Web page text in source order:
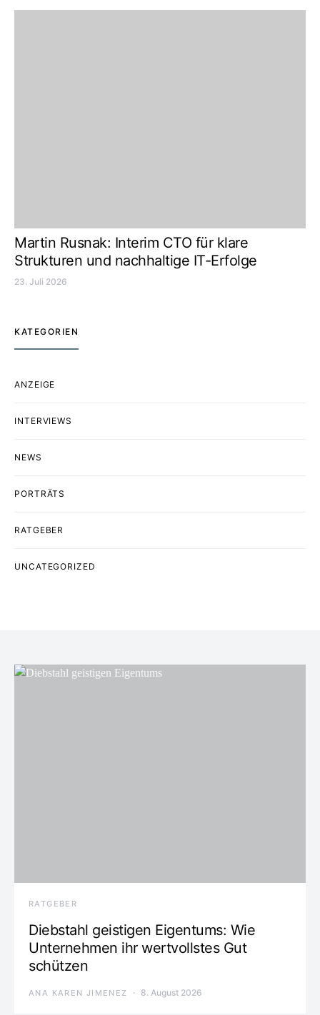
Martin Rusnak: Interim CTO für klare
Strukturen und nachhaltige IT-Erfolge
23. Juli 2026
KATEGORIEN
ANZEIGE
INTERVIEWS
NEWS
PORTRÄTS
RATGEBER
UNCATEGORIZED
RATGEBER
Diebstahl geistigen Eigentums: Wie
Unternehmen ihr wertvollstes Gut
schützen
ANA KAREN JIMENEZ 8. August 2026